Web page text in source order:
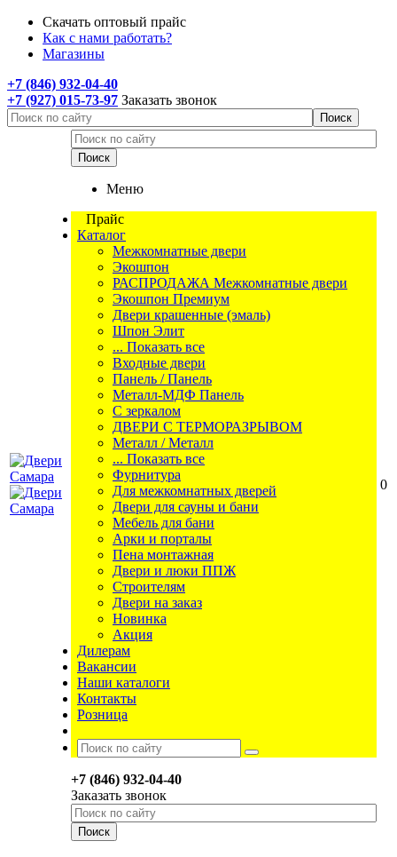
Скачать оптовый прайс
Как с нами работать?
Магазины
+7 (846) 932-04-40
+7 (927) 015-73-97 Заказать звонок
Меню
Прайс
Каталог
Межкомнатные двери
Экошпон
РАСПРОДАЖА Межкомнатные двери
Экошпон Премиум
Двери крашенные (эмаль)
Шпон Элит
... Показать все
Входные двери
Панель / Панель
Металл-МДФ Панель
С зеркалом
ДВЕРИ С ТЕРМОРАЗРЫВОМ
Металл / Металл
... Показать все
Фурнитура
Для межкомнатных дверей
Двери для сауны и бани
Мебель для бани
Арки и порталы
Пена монтажная
Двери и люки ППЖ
Строителям
Двери на заказ
Новинка
Акция
Дилерам
Вакансии
Наши каталоги
Контакты
Розница
+7 (846) 932-04-40
Заказать звонок
0